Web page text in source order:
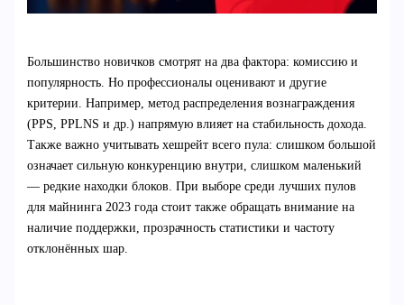
Большинство новичков смотрят на два фактора: комиссию и
популярность. Но профессионалы оценивают и другие
критерии. Например, метод распределения вознаграждения
(PPS, PPLNS и др.) напрямую влияет на стабильность дохода.
Также важно учитывать хешрейт всего пула: слишком большой
означает сильную конкуренцию внутри, слишком маленький
— редкие находки блоков. При выборе среди лучших пулов
для майнинга 2023 года стоит также обращать внимание на
наличие поддержки, прозрачность статистики и частоту
отклонённых шар.